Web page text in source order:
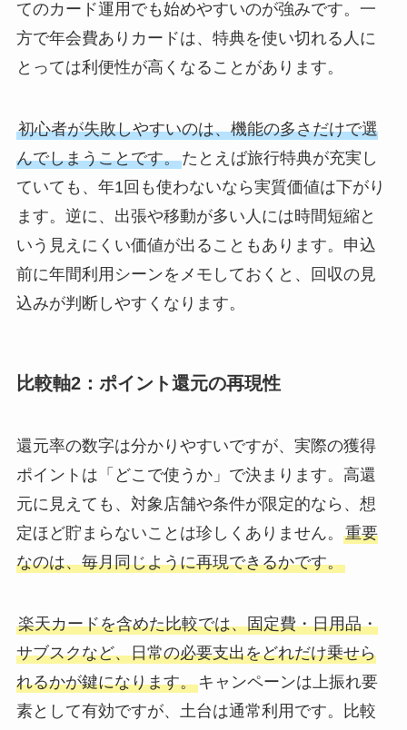
てのカード運用でも始めやすいのが強みです。一
方で年会費ありカードは、特典を使い切れる人に
とっては利便性が高くなることがあります。
初心者が失敗しやすいのは、機能の多さだけで選
んでしまうことです。たとえば旅行特典が充実し
ていても、年1回も使わないなら実質価値は下がり
ます。逆に、出張や移動が多い人には時間短縮と
いう見えにくい価値が出ることもあります。申込
前に年間利用シーンをメモしておくと、回収の見
込みが判断しやすくなります。
比較軸2：ポイント還元の再現性
還元率の数字は分かりやすいですが、実際の獲得
ポイントは「どこで使うか」で決まります。高還
元に見えても、対象店舗や条件が限定的なら、想
定ほど貯まらないことは珍しくありません。 重要
なのは、毎月同じように再現できるかです。
楽天カードを含めた比較では、固定費・日用品・
サブスクなど、日常の必要支出をどれだけ乗せら
れるかが鍵になります。キャンペーンは上振れ要
素として有効ですが、土台は通常利用です。比較